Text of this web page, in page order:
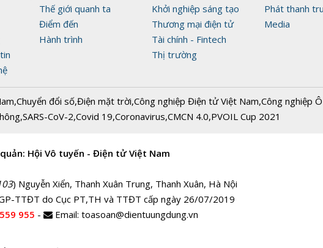
Thế giới quanh ta
Điểm đến
Hành trình
Khởi nghiệp sáng tạo
Thương mại điện tử
Tài chính - Fintech
Thị trường
Phát thanh
Media
,Chuyển đổi số,Điện mặt trời,Công nghiệp Điện tử Việt Nam,Công nghiệp
,SARS-CoV-2,Covid 19,Coronavirus,CMCN 4.0,PVOIL Cup 2021
Hội Vô tuyến - Điện tử Việt Nam
) Nguyễn Xiển, Thanh Xuân Trung, Thanh Xuân, Hà Nội
TTĐT do Cục PT,TH và TTĐT cấp ngày 26/07/2019
955 - Email: toasoan@dientuungdung.vn